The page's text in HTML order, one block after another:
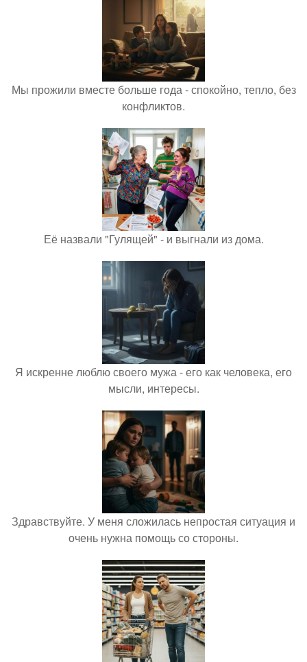
Мы прожили вместе больше года - спокойно, тепло, без
конфликтов.
Её назвали "Гулящей" - и выгнали из дома.
Я искренне люблю своего мужа - его как человека, его
мысли, интересы.
Здравствуйте. У меня сложилась непростая ситуация и
очень нужна помощь со стороны.